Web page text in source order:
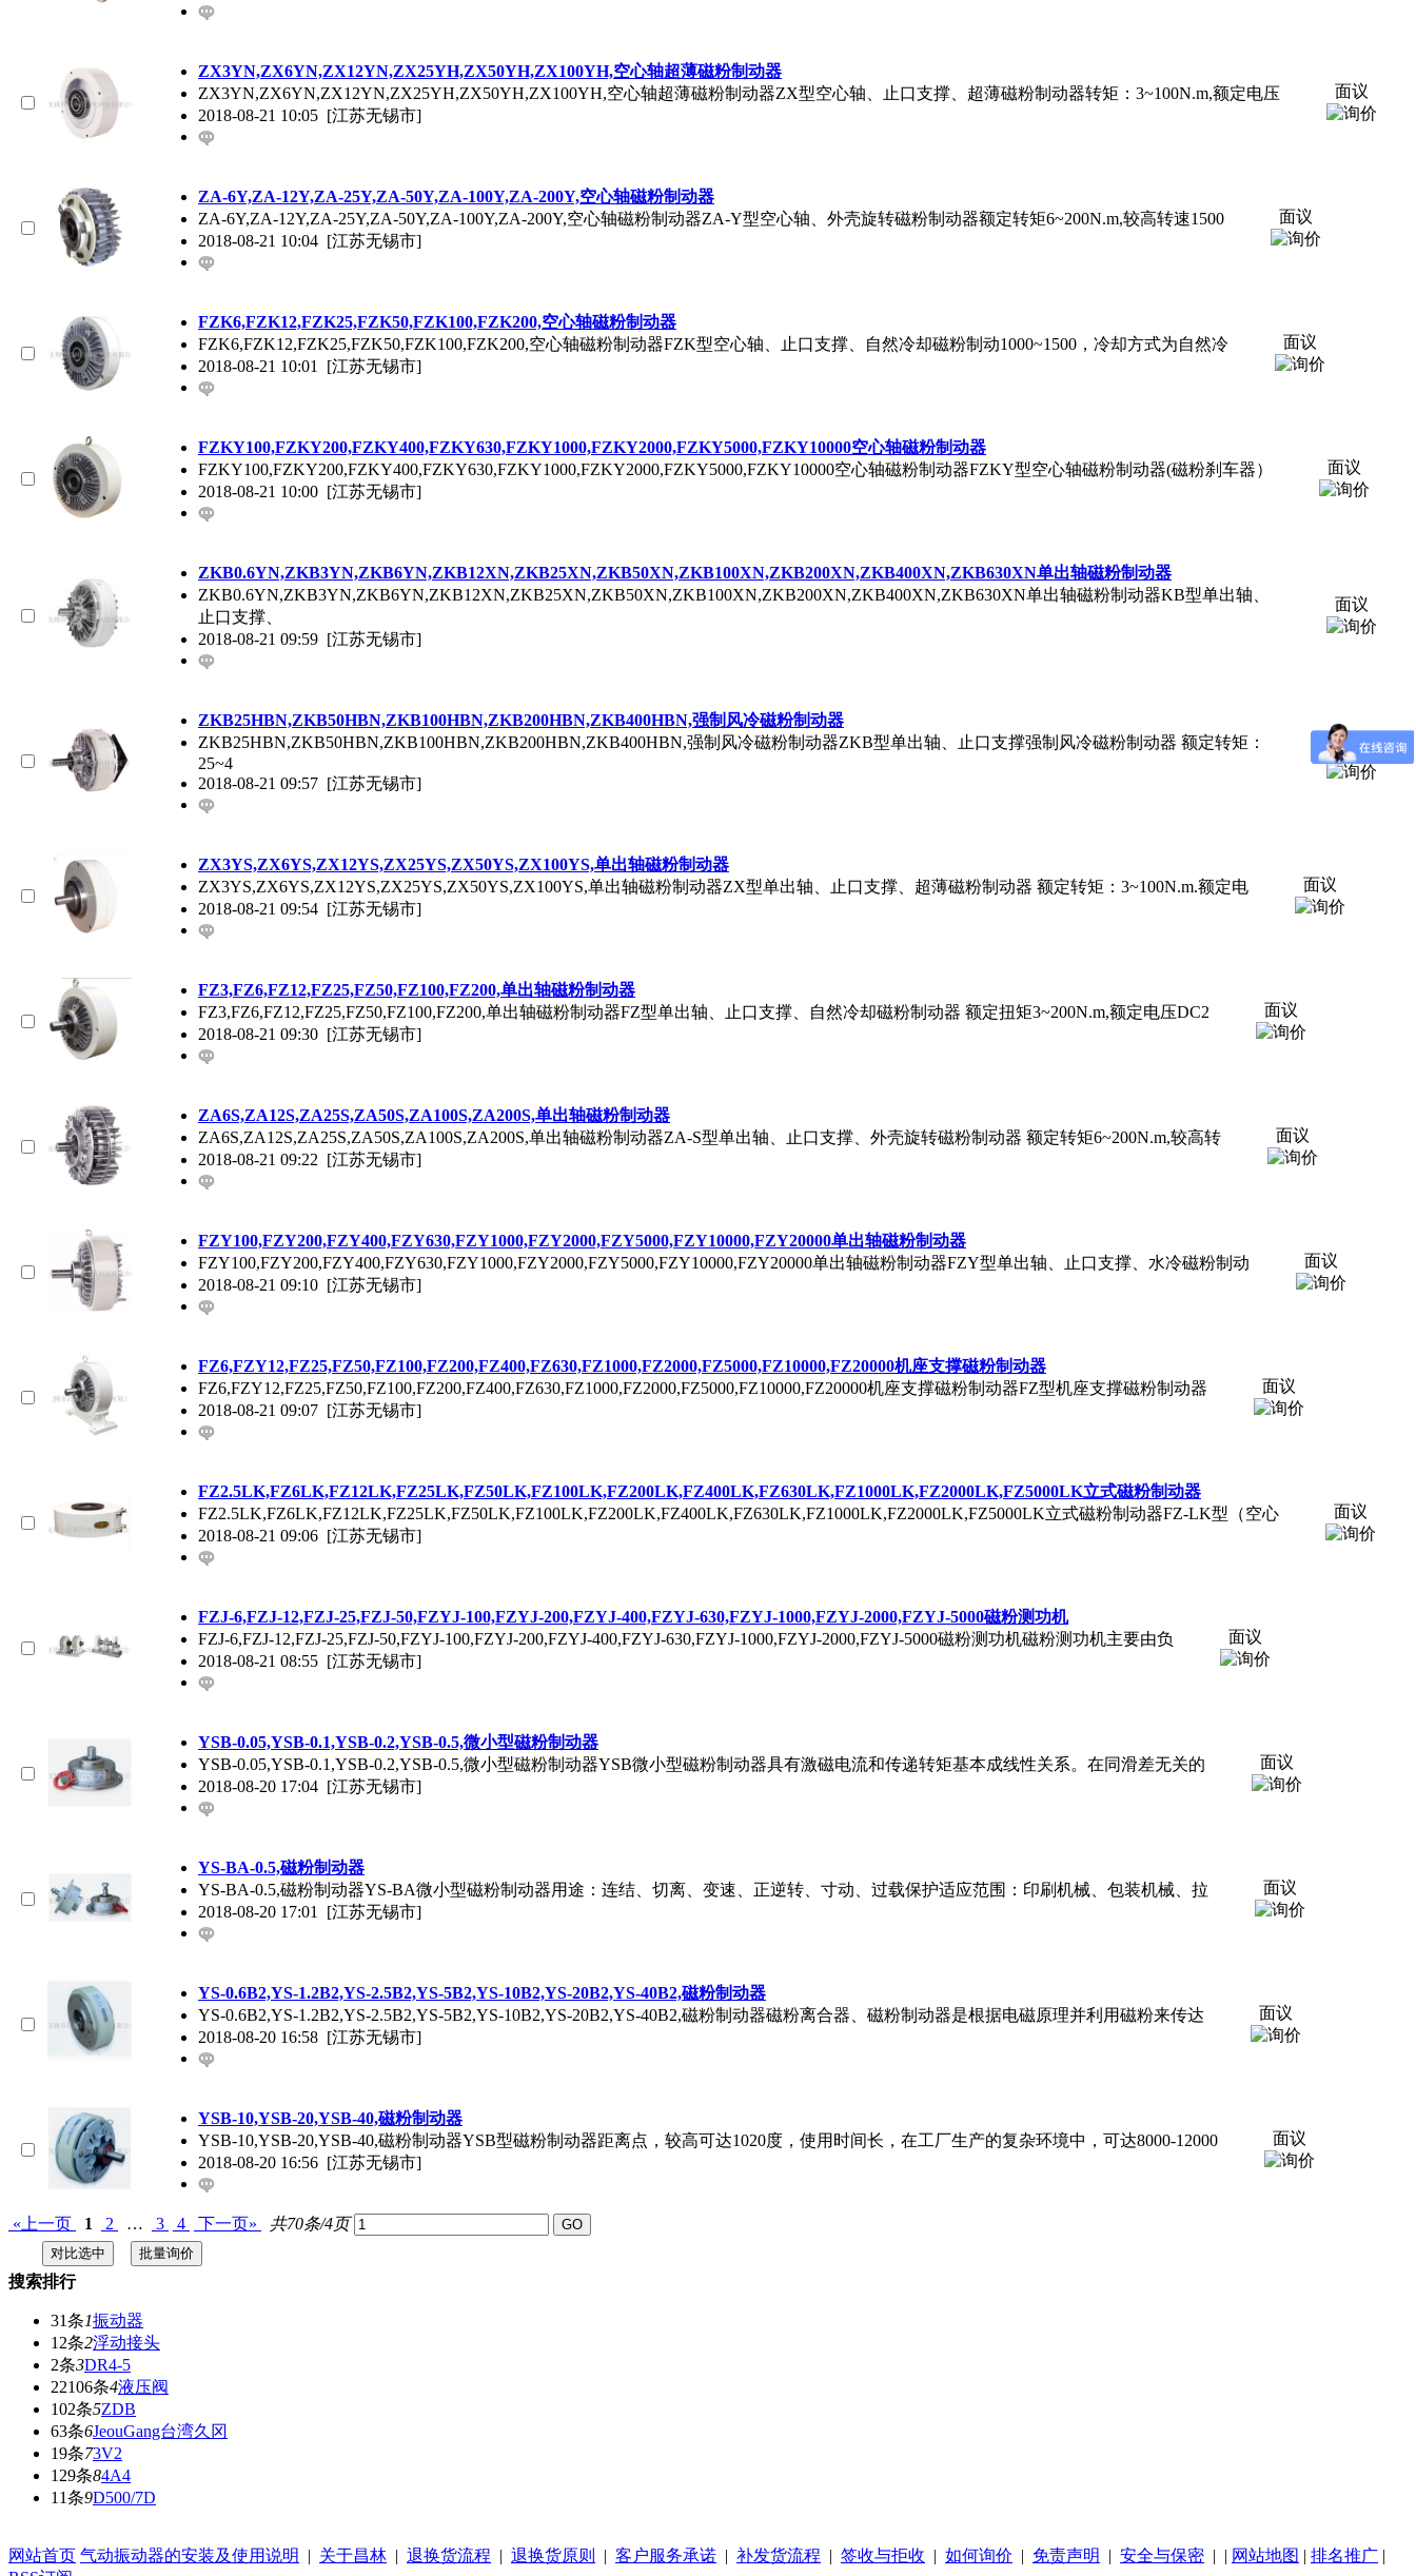
ZX3YN,ZX6YN,ZX12YN,ZX25YH,ZX50YH,ZX100YH,空心轴超薄磁粉制动器
ZX3YN,ZX6YN,ZX12YN,ZX25YH,ZX50YH,ZX100YH,空心轴超薄磁粉制动器ZX型空心轴、止口支撑、超薄磁粉制动器转矩：3~100N.m,额定电压
2018-08-21 10:05 [江苏无锡市]
面议
ZA-6Y,ZA-12Y,ZA-25Y,ZA-50Y,ZA-100Y,ZA-200Y,空心轴磁粉制动器
ZA-6Y,ZA-12Y,ZA-25Y,ZA-50Y,ZA-100Y,ZA-200Y,空心轴磁粉制动器ZA-Y型空心轴、外壳旋转磁粉制动器额定转矩6~200N.m,较高转速1500
2018-08-21 10:04 [江苏无锡市]
面议
FZK6,FZK12,FZK25,FZK50,FZK100,FZK200,空心轴磁粉制动器
FZK6,FZK12,FZK25,FZK50,FZK100,FZK200,空心轴磁粉制动器FZK型空心轴、止口支撑、自然冷却磁粉制动1000~1500，冷却方式为自然冷
2018-08-21 10:01 [江苏无锡市]
面议
FZKY100,FZKY200,FZKY400,FZKY630,FZKY1000,FZKY2000,FZKY5000,FZKY10000空心轴磁粉制动器
FZKY100,FZKY200,FZKY400,FZKY630,FZKY1000,FZKY2000,FZKY5000,FZKY10000空心轴磁粉制动器FZKY型空心轴磁粉制动器(磁粉刹车器）
2018-08-21 10:00 [江苏无锡市]
面议
ZKB0.6YN,ZKB3YN,ZKB6YN,ZKB12XN,ZKB25XN,ZKB50XN,ZKB100XN,ZKB200XN,ZKB400XN,ZKB630XN单出轴磁粉制动器
ZKB0.6YN,ZKB3YN,ZKB6YN,ZKB12XN,ZKB25XN,ZKB50XN,ZKB100XN,ZKB200XN,ZKB400XN,ZKB630XN单出轴磁粉制动器KB型单出轴、
止口支撑、
2018-08-21 09:59 [江苏无锡市]
面议
ZKB25HBN,ZKB50HBN,ZKB100HBN,ZKB200HBN,ZKB400HBN,强制风冷磁粉制动器
ZKB25HBN,ZKB50HBN,ZKB100HBN,ZKB200HBN,ZKB400HBN,强制风冷磁粉制动器ZKB型单出轴、止口支撑强制风冷磁粉制动器 额定转矩：
25~4
2018-08-21 09:57 [江苏无锡市]
面议
ZX3YS,ZX6YS,ZX12YS,ZX25YS,ZX50YS,ZX100YS,单出轴磁粉制动器
ZX3YS,ZX6YS,ZX12YS,ZX25YS,ZX50YS,ZX100YS,单出轴磁粉制动器ZX型单出轴、止口支撑、超薄磁粉制动器 额定转矩：3~100N.m.额定电
2018-08-21 09:54 [江苏无锡市]
面议
FZ3,FZ6,FZ12,FZ25,FZ50,FZ100,FZ200,单出轴磁粉制动器
FZ3,FZ6,FZ12,FZ25,FZ50,FZ100,FZ200,单出轴磁粉制动器FZ型单出轴、止口支撑、自然冷却磁粉制动器 额定扭矩3~200N.m,额定电压DC2
2018-08-21 09:30 [江苏无锡市]
面议
ZA6S,ZA12S,ZA25S,ZA50S,ZA100S,ZA200S,单出轴磁粉制动器
ZA6S,ZA12S,ZA25S,ZA50S,ZA100S,ZA200S,单出轴磁粉制动器ZA-S型单出轴、止口支撑、外壳旋转磁粉制动器 额定转矩6~200N.m,较高转
2018-08-21 09:22 [江苏无锡市]
面议
FZY100,FZY200,FZY400,FZY630,FZY1000,FZY2000,FZY5000,FZY10000,FZY20000单出轴磁粉制动器
FZY100,FZY200,FZY400,FZY630,FZY1000,FZY2000,FZY5000,FZY10000,FZY20000单出轴磁粉制动器FZY型单出轴、止口支撑、水冷磁粉制动
2018-08-21 09:10 [江苏无锡市]
面议
FZ6,FZY12,FZ25,FZ50,FZ100,FZ200,FZ400,FZ630,FZ1000,FZ2000,FZ5000,FZ10000,FZ20000机座支撑磁粉制动器
FZ6,FZY12,FZ25,FZ50,FZ100,FZ200,FZ400,FZ630,FZ1000,FZ2000,FZ5000,FZ10000,FZ20000机座支撑磁粉制动器FZ型机座支撑磁粉制动器
2018-08-21 09:07 [江苏无锡市]
面议
FZ2.5LK,FZ6LK,FZ12LK,FZ25LK,FZ50LK,FZ100LK,FZ200LK,FZ400LK,FZ630LK,FZ1000LK,FZ2000LK,FZ5000LK立式磁粉制动器
FZ2.5LK,FZ6LK,FZ12LK,FZ25LK,FZ50LK,FZ100LK,FZ200LK,FZ400LK,FZ630LK,FZ1000LK,FZ2000LK,FZ5000LK立式磁粉制动器FZ-LK型（空心
2018-08-21 09:06 [江苏无锡市]
面议
FZJ-6,FZJ-12,FZJ-25,FZJ-50,FZYJ-100,FZYJ-200,FZYJ-400,FZYJ-630,FZYJ-1000,FZYJ-2000,FZYJ-5000磁粉测功机
FZJ-6,FZJ-12,FZJ-25,FZJ-50,FZYJ-100,FZYJ-200,FZYJ-400,FZYJ-630,FZYJ-1000,FZYJ-2000,FZYJ-5000磁粉测功机磁粉测功机主要由负
2018-08-21 08:55 [江苏无锡市]
面议
YSB-0.05,YSB-0.1,YSB-0.2,YSB-0.5,微小型磁粉制动器
YSB-0.05,YSB-0.1,YSB-0.2,YSB-0.5,微小型磁粉制动器YSB微小型磁粉制动器具有激磁电流和传递转矩基本成线性关系。在同滑差无关的
2018-08-20 17:04 [江苏无锡市]
面议
YS-BA-0.5,磁粉制动器
YS-BA-0.5,磁粉制动器YS-BA微小型磁粉制动器用途：连结、切离、变速、正逆转、寸动、过载保护适应范围：印刷机械、包装机械、拉
2018-08-20 17:01 [江苏无锡市]
面议
YS-0.6B2,YS-1.2B2,YS-2.5B2,YS-5B2,YS-10B2,YS-20B2,YS-40B2,磁粉制动器
YS-0.6B2,YS-1.2B2,YS-2.5B2,YS-5B2,YS-10B2,YS-20B2,YS-40B2,磁粉制动器磁粉离合器、磁粉制动器是根据电磁原理并利用磁粉来传达
2018-08-20 16:58 [江苏无锡市]
面议
YSB-10,YSB-20,YSB-40,磁粉制动器
YSB-10,YSB-20,YSB-40,磁粉制动器YSB型磁粉制动器距离点，较高可达1020度，使用时间长，在工厂生产的复杂环境中，可达8000-12000
2018-08-20 16:56 [江苏无锡市]
面议
«上一页 1 2 … 3 4 下一页» 共70条/4页
搜索排行
31条1振动器
12条2浮动接头
2条3DR4-5
22106条4液压阀
102条5ZDB
63条6JeouGang台湾久冈
19条73V2
129条84A4
11条9D500/7D
网站首页 气动振动器的安装及使用说明 | 关于昌林 | 退换货流程 | 退换货原则 | 客户服务承诺 | 补发货流程 | 签收与拒收 | 如何询价 | 免责声明 | 安全与保密 | | 网站地图 | 排名推广 |